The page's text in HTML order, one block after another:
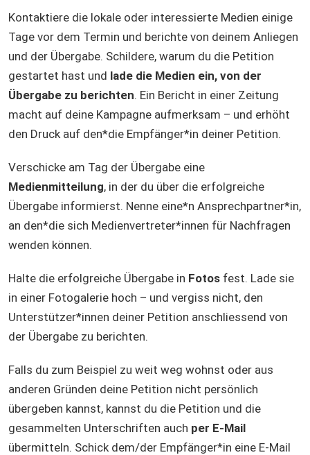
Kontaktiere die lokale oder interessierte Medien einige
Tage vor dem Termin und berichte von deinem Anliegen
und der Übergabe. Schildere, warum du die Petition
gestartet hast und lade die Medien ein, von der
Übergabe zu berichten. Ein Bericht in einer Zeitung
macht auf deine Kampagne aufmerksam – und erhöht
den Druck auf den*die Empfänger*in deiner Petition.
Verschicke am Tag der Übergabe eine
Medienmitteilung, in der du über die erfolgreiche
Übergabe informierst. Nenne eine*n Ansprechpartner*in,
an den*die sich Medienvertreter*innen für Nachfragen
wenden können.
Halte die erfolgreiche Übergabe in Fotos fest. Lade sie
in einer Fotogalerie hoch – und vergiss nicht, den
Unterstützer*innen deiner Petition anschliessend von
der Übergabe zu berichten.
Falls du zum Beispiel zu weit weg wohnst oder aus
anderen Gründen deine Petition nicht persönlich
übergeben kannst, kannst du die Petition und die
gesammelten Unterschriften auch per E-Mail
übermitteln. Schick dem/der Empfänger*in eine E-Mail